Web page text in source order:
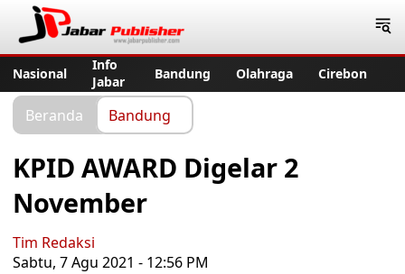
Nasional
Info
Jabar
Bandung Olahraga Cirebon
Beranda Bandung
KPID AWARD Digelar 2
November
Tim Redaksi
Sabtu, 7 Agu 2021 - 12:56 PM